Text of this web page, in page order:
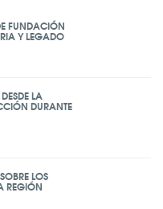
FUNDACIÓN
Y LEGADO
LA
DURANTE
LOS
REGIÓN